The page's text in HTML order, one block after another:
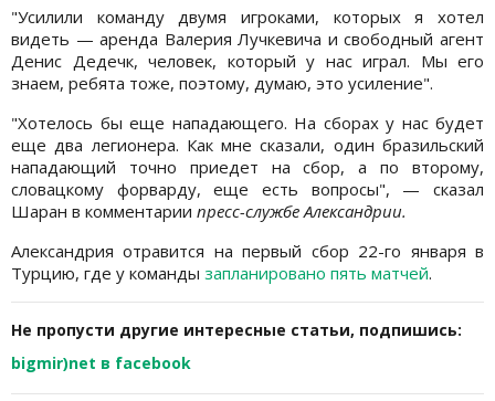
"Усилили команду двумя игроками, которых я хотел
видеть — аренда Валерия Лучкевича и свободный агент
Денис Дедечк, человек, который у нас играл. Мы его
знаем, ребята тоже, поэтому, думаю, это усиление".
"Хотелось бы еще нападающего. На сборах у нас будет
еще два легионера. Как мне сказали, один бразильский
нападающий точно приедет на сбор, а по второму,
словацкому форварду, еще есть вопросы", — сказал
Шаран в комментарии пресс-службе Александрии.
Александрия отравится на первый сбор 22-го января в
Турцию, где у команды запланировано пять матчей.
Не пропусти другие интересные статьи, подпишись:
bigmir)net в facebook